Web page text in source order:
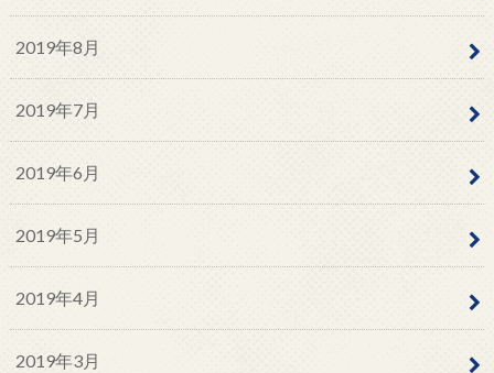
2019年8月
2019年7月
2019年6月
2019年5月
2019年4月
2019年3月